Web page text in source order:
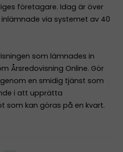
företagare. Idag är över
inlämnade via systemet av 40
som lämnades in
Årsredovisning Online. Gör
en smidig tjänst som
i att upprätta
som kan göras på en kvart.